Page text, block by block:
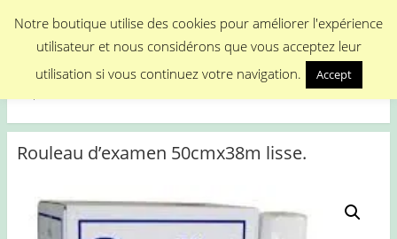
Menu
Medical Promotion
Rouleau d’examen 50cmx38m lisse.
Notre boutique utilise des cookies pour améliorer l'expérience
utilisateur et nous considérons que vous acceptez leur
utilisation si vous continuez votre navigation.
Accept